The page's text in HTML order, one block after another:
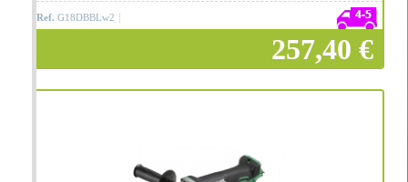
Ref. G18DBBLw2
257,40 €